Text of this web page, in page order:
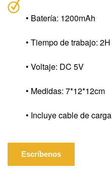
• Batería: 1200mAh
• Tiempo de trabajo: 2H
• Voltaje: DC 5V
• Medidas: 7*12*12cm
• Incluye cable de carga
Escríbenos